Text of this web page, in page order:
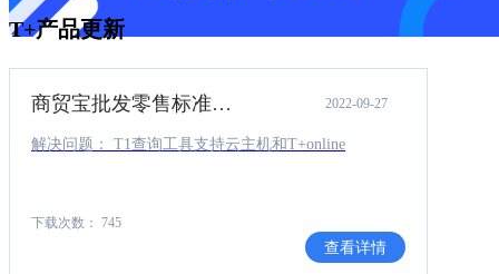
T+产品更新
商贸宝批发零售标准版12.6补丁（T1查询工具支持云主机和Tplusonline）.rar 2022-09-27
解决问题： T1查询工具支持云主机和T+online
下载次数： 745
查看详情